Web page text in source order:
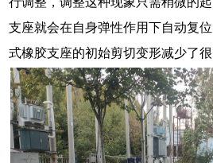
支座就会在自身弹性作用下自动复
式橡胶支座的初始剪切变形减少了很